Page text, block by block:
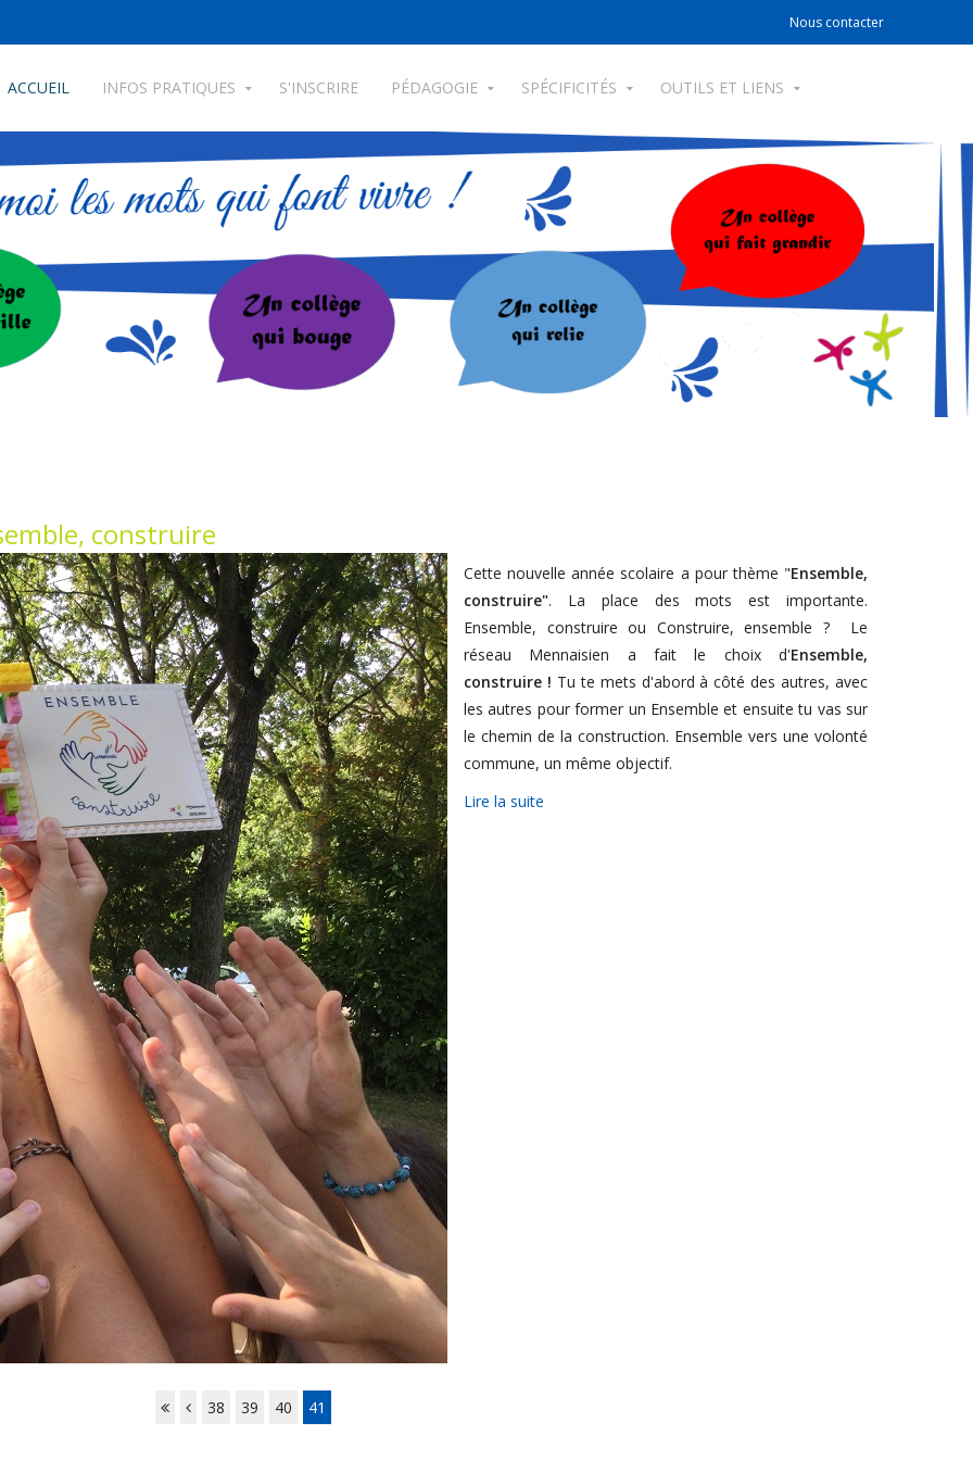
Nous contacter
ACCUEIL INFOS PRATIQUES S'INSCRIRE PÉDAGOGIE SPÉCIFICITÉS OUTILS ET LIENS
construire
Cette nouvelle année scolaire a pour thème "Ensemble,
construire". La place des mots est importante.
Ensemble, construire ou Construire, ensemble ? Le
réseau Mennaisien a fait le choix d'Ensemble,
construire ! Tu te mets d'abord à côté des autres, avec
les autres pour former un Ensemble et ensuite tu vas sur
le chemin de la construction. Ensemble vers une volonté
commune, un même objectif.
Lire la suite
38 39 40 41